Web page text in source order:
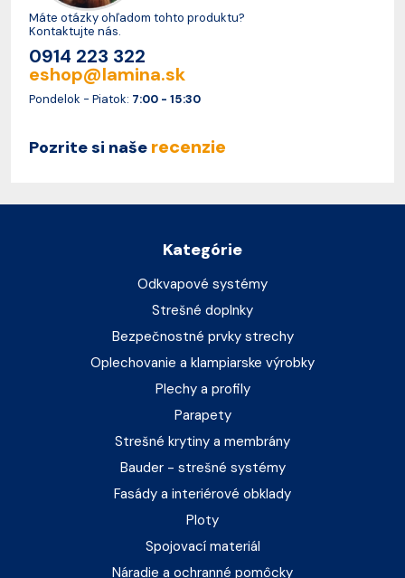
Máte otázky ohľadom tohto produktu?
Kontaktujte nás.
0914 223 322
eshop@lamina.sk
Pondelok - Piatok: 7:00 - 15:30
Pozrite si naše recenzie
Kategórie
Odkvapové systémy
Strešné doplnky
Bezpečnostné prvky strechy
Oplechovanie a klampiarske výrobky
Plechy a profily
Parapety
Strešné krytiny a membrány
Bauder - strešné systémy
Fasády a interiérové obklady
Ploty
Spojovací materiál
Náradie a ochranné pomôcky